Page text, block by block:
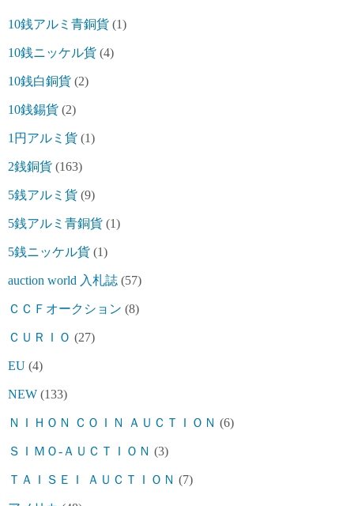
10銭アルミ青銅貨 (1)
10銭ニッケル貨 (4)
10銭白銅貨 (2)
10銭錫貨 (2)
1円アルミ貨 (1)
2銭銅貨 (163)
5銭アルミ貨 (9)
5銭アルミ青銅貨 (1)
5銭ニッケル貨 (1)
auction world 入札誌 (57)
ＣＣＦオークション (8)
ＣＵＲＩＯ (27)
EU (4)
NEW (133)
ＮＩＨＯＮ ＣＯＩＮ ＡＵＣＴＩＯＮ (6)
ＳＩＭＯ-ＡＵＣＴＩＯＮ (3)
ＴＡＩＳＥＩ ＡＵＣＴＩＯＮ (7)